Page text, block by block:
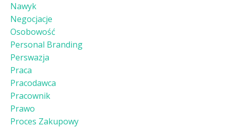
Nawyk
Negocjacje
Osobowość
Personal Branding
Perswazja
Praca
Pracodawca
Pracownik
Prawo
Proces Zakupowy